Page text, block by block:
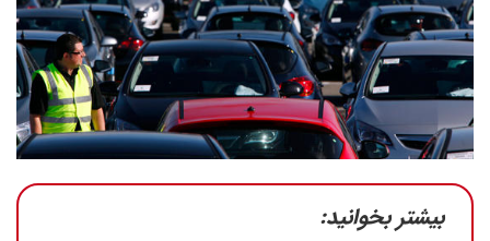
بیشتر بخوانید: